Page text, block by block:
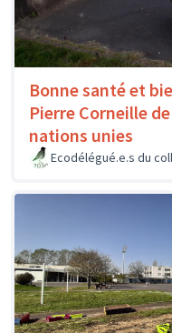
Bonne santé et
Pierre Corneille
nations unies
Ecodélégué.e.s du